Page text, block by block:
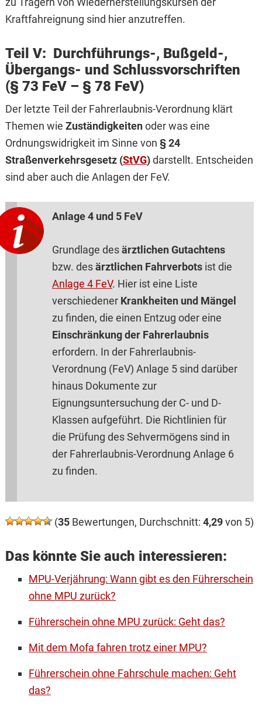
Kraftfahreignung sind hier anzutreffen.
Teil V: Durchführungs-, Bußgeld-,
Übergangs- und Schlussvorschriften
(§ 73 FeV – § 78 FeV)
Der letzte Teil der Fahrerlaubnis-Verordnung klärt
Themen wie Zuständigkeitenoder was eine
Ordnungswidrigkeit im Sinne von § 24
Straßenverkehrsgesetz (StVG)darstellt. Entscheiden
sind aber auch die Anlagen der FeV.
Anlage 4 und 5 FeV
Grundlage desärztlichen Gutachtens
bzw. desärztlichen Fahrverbotsist die
Anlage 4 FeV. Hier ist eine Liste
verschiedenerKrankheiten und Mängel
zu finden, die einen Entzug oder eine
Einschränkung der Fahrerlaubnis
erfordern. In der Fahrerlaubnis-
Verordnung (FeV) Anlage 5 sind darüber
hinaus Dokumente zur
Eignungsuntersuchung der C- und D-
Klassen aufgeführt. Die Richtlinien für
die Prüfung des Sehvermögens sind in
der Fahrerlaubnis-Verordnung Anlage 6
zu finden.
(35Bewertungen, Durchschnitt: 4,29von 5)
Das könnte Sie auch interessieren:
MPU-Verjährung: Wann gibt es den Führerschein
ohne MPU zurück?
Führerschein ohne MPU zurück: Geht das?
Mit dem Mofa fahren trotz einer MPU?
Führerschein ohne Fahrschule machen: Geht
das?